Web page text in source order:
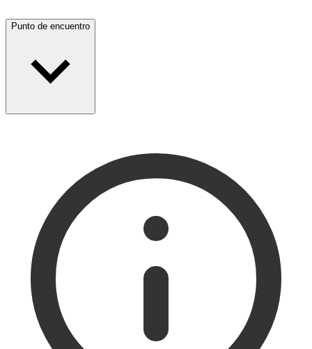
Punto de encuentro